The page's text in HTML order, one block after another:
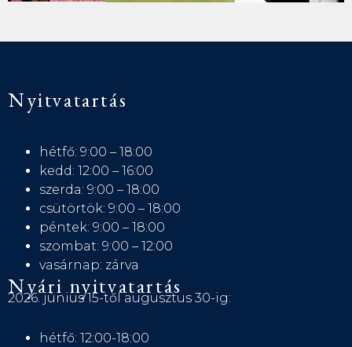
Nyitvatartás
hétfő: 9:00 – 18:00
kedd: 12:00 – 16:00
szerda: 9:00 – 18:00
csütörtök: 9:00 – 18:00
péntek: 9:00 – 18:00
szombat: 9:00 – 12:00
vasárnap: zárva
Nyári nyitvatartás
2026. június 15-től augusztus 30-ig:
hétfő: 12:00-18:00